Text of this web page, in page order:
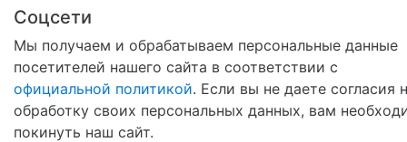
Соцсети
Мы получаем и обрабатываем персональные данные
посетителей нашего сайта в соответствии с
официальной политикой. Если вы не даете согласия
обработку своих персональных данных, вам
покинуть наш сайт.